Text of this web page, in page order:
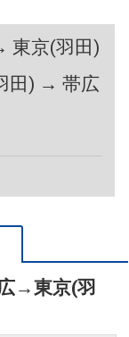
東京(羽田)
田) → 帯広
→東京(羽